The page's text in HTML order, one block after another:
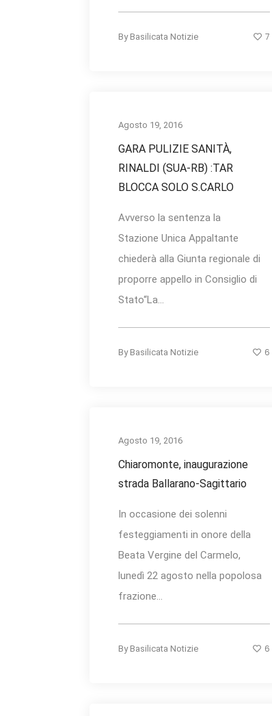
By Basilicata Notizie 7
Agosto 19, 2016
GARA PULIZIE SANITÀ,
RINALDI (SUA-RB) :TAR
BLOCCA SOLO S.CARLO
Avverso la sentenza la
Stazione Unica Appaltante
chiederà alla Giunta regionale di
proporre appello in Consiglio di
Stato“La...
By Basilicata Notizie 6
Agosto 19, 2016
Chiaromonte, inaugurazione
strada Ballarano-Sagittario
In occasione dei solenni
festeggiamenti in onore della
Beata Vergine del Carmelo,
lunedì 22 agosto nella popolosa
frazione...
By Basilicata Notizie 6